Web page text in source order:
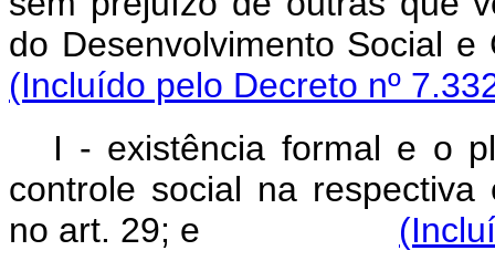
do Desenvolvimento
(Incluído pelo Decreto nº
I - existência formal e o
controle social na
no art. 29; e